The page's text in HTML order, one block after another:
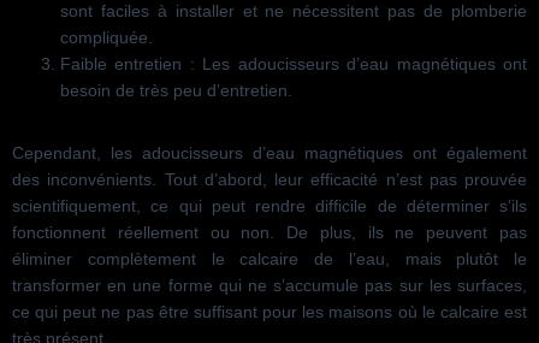
sont faciles à installer et ne nécessitent pas de plomberie
compliquée.
Faible entretien : Les adoucisseurs d’eau magnétiques ont
besoin de très peu d’entretien.
Cependant, les adoucisseurs d’eau magnétiques ont également
des inconvénients. Tout d’abord, leur efficacité n’est pas prouvée
scientifiquement, ce qui peut rendre difficile de déterminer s’ils
fonctionnent réellement ou non. De plus, ils ne peuvent pas
éliminer complètement le calcaire de l’eau, mais plutôt le
transformer en une forme qui ne s’accumule pas sur les surfaces,
ce qui peut ne pas être suffisant pour les maisons où le calcaire est
très présent.